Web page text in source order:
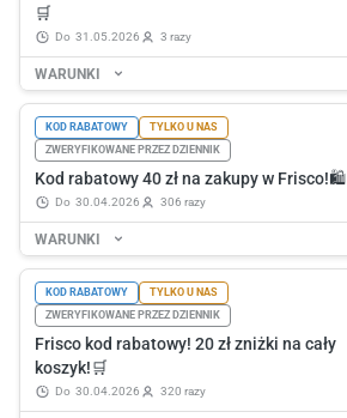
🛒
do 31.05.2026 3 razy
WARUNKI
KOD RABATOWY
TYLKO U NAS
ZWERYFIKOWANE PRZEZ DZIENNIK
Kod rabatowy 40 zł na zakupy w Frisco!🛍️
do 30.04.2026 306 razy
WARUNKI
KOD RABATOWY
TYLKO U NAS
ZWERYFIKOWANE PRZEZ DZIENNIK
Frisco kod rabatowy! 20 zł zniżki na cały
koszyk!🛒
do 30.04.2026 320 razy